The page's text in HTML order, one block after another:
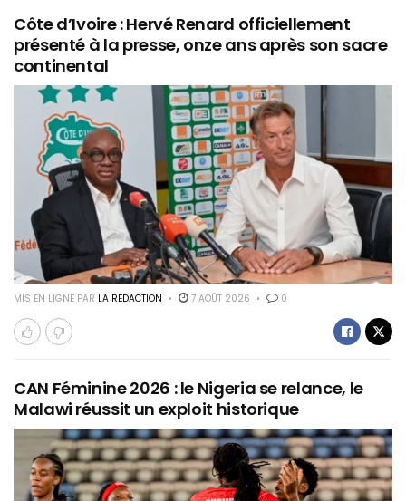
Côte d’Ivoire : Hervé Renard officiellement
présenté à la presse, onze ans après son sacre
continental
MIS EN LIGNE PAR LA REDACTION 7 AOÛT 2026 0
CAN Féminine 2026 : le Nigeria se relance, le
Malawi réussit un exploit historique